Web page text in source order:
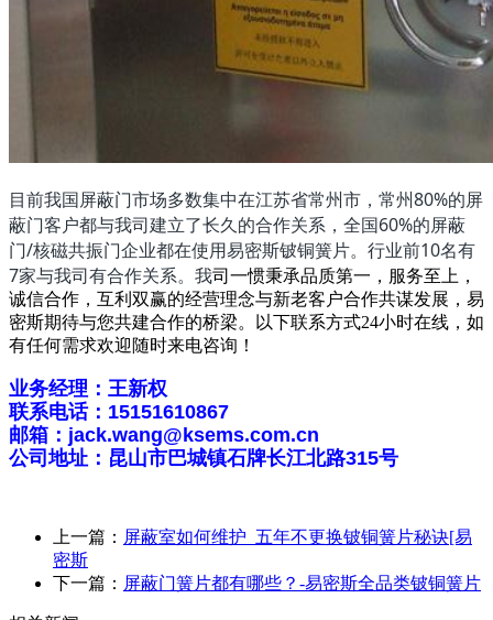
目前我国屏蔽门市场多数集中在江苏省常州市，常州80%的屏
蔽门客户都与我司建立了长久的合作关系 ，全国60%的屏蔽
门/核磁共振门企业都在使用易密斯铍铜簧片。行业前10名有
7家与我司有合作关系。我司一惯秉承品质第一，服务至上，
诚信合作，互利双赢的经营理念与新老客户合作共谋发展，易
密斯期待与您共建合作的桥梁。以下联系方式24小时在线， 如
有任何需求欢迎随时来电咨询！
业务经理：王新权
联系电话：15151610867
邮箱：jack.wang@ksems.com.cn
公司地址：昆山市巴城镇石牌长江北路315号
上一篇： 屏蔽室如何维护_五年不更换铍铜簧片秘诀[易
密斯
下一篇： 屏蔽门簧片都有哪些？-易密斯全品类铍铜簧片